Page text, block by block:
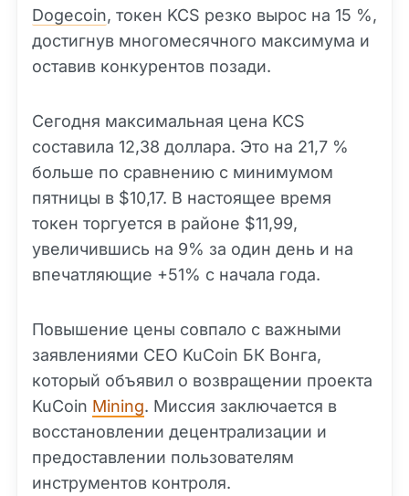
Dogecoin, токен KCS резко вырос на 15 %,
достигнув многомесячного максимума и
оставив конкурентов позади.
Сегодня максимальная цена KCS
составила 12,38 доллара. Это на 21,7 %
больше по сравнению с минимумом
пятницы в $10,17. В настоящее время
токен торгуется в районе $11,99,
увеличившись на 9% за один день и на
впечатляющие +51% с начала года.
Повышение цены совпало с важными
заявлениями CEO KuCoin БК Вонга,
который объявил о возвращении проекта
KuCoin Mining. Миссия заключается в
восстановлении децентрализации и
предоставлении пользователям
инструментов контроля.